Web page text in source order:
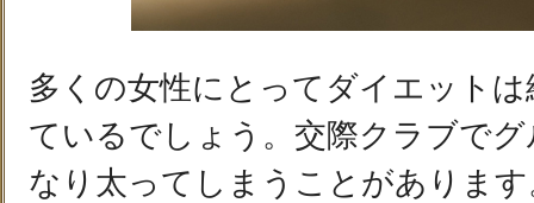
多くの女性にとってダイエット
ているでしょう。交際クラブで
なり太ってしまうことがあります